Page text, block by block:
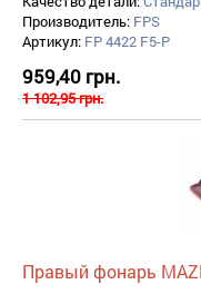
Производитель: FPS
Артикул: FP 4422 F5-P
959,40 грн.
1 102,95 грн.
Правый фонарь